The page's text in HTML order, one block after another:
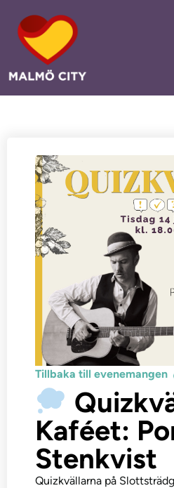
Tillbaka till evenemangen
Kaféet:
Stenkvist
Quizkvällarna på